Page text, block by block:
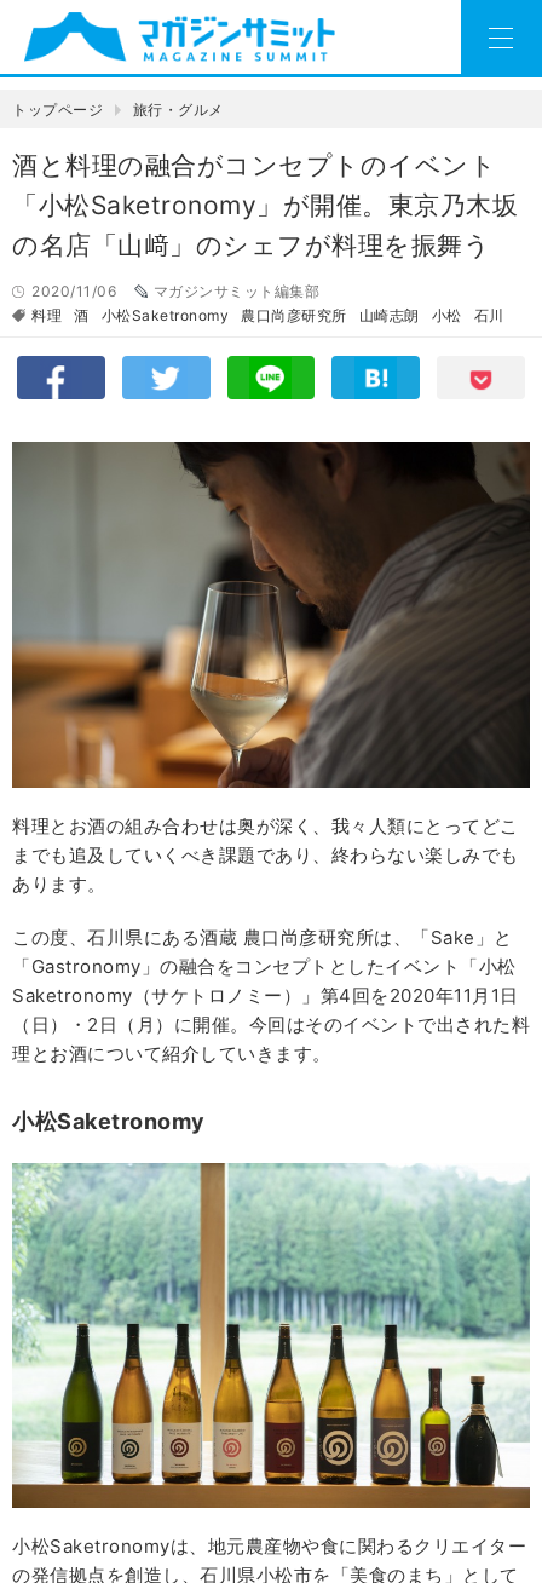
トップページ 旅行・グルメ
酒と料理の融合がコンセプトのイベント
「小松Saketronomy」が開催。東京乃木坂
の名店「山﨑」のシェフが料理を振舞う
2020/11/06
マガジンサミット編集部
料理
酒 小松Saketronomy 農口尚彦研究所 山崎志朗 小松 石川
料理とお酒の組み合わせは奥が深く、我々人類にとってどこ
までも追及していくべき課題であり、終わらない楽しみでも
あります。
この度、石川県にある酒蔵 農口尚彦研究所は、「Sake」と
「Gastronomy」の融合をコンセプトとしたイベント「小松
Saketronomy（サケトロノミー）」第4回を2020年11月1日
（日）・2日（月）に開催。今回はそのイベントで出された料
理とお酒について紹介していきます。
小松Saketronomy
小松Saketronomyは、地元農産物や食に関わるクリエイター
の発信拠点を創造し、石川県小松市を「美食のまち」として